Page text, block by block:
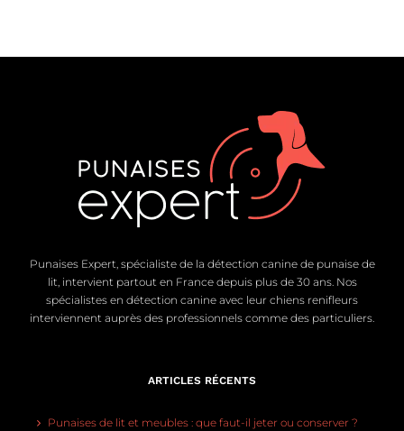
Punaises Expert, spécialiste de la détection canine de punaise de
lit, intervient partout en France depuis plus de 30 ans. Nos
spécialistes en détection canine avec leur chiens renifleurs
interviennent auprès des professionnels comme des particuliers.
ARTICLES RÉCENTS
Punaises de lit et meubles : que faut-il jeter ou conserver ?